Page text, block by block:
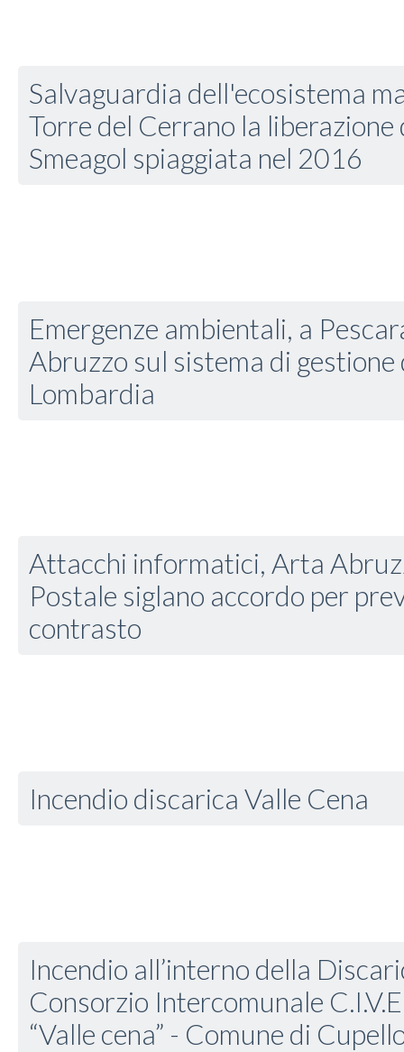
Salvaguardia dell'ecosistema
Torre del Cerrano la
Smeagol spiaggiata nel 2016
Emergenze ambientali, a
Abruzzo sul sistema di gestione
Lombardia
Attacchi informatici, Arta
Postale siglano accordo per
contrasto
Incendio discarica Valle Cena
Incendio all’interno della
Consorzio Intercomunale
“Valle cena” - Comune di